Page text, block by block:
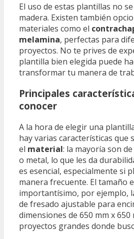
El uso de estas plantillas no
madera. Existen también
materiales como el
melamina, perfectas para
proyectos. No te prives de
plantilla bien elegida puede
transformar tu manera de
Principales
conocer
A la hora de elegir una
hay varias características que
el material: la mayoría son
o metal, lo que les da
es esencial, especialmente si
manera frecuente. El tamaño
importantísimo, por ejemplo,
de fresado ajustable para
dimensiones de 650 mm x 650
proyectos grandes donde